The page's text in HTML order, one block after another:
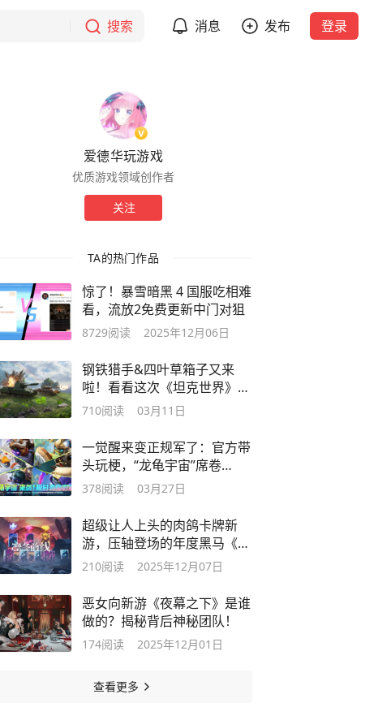
搜索 消息 发布 登录
爱德华玩游戏
优质游戏领域创作者
关注
TA的热门作品
惊了！暴雪暗黑 4 国服吃相难
看，流放2免费更新中门对狙
8729阅读 2025年12月06日
钢铁猎手&四叶草箱子又来
啦！看看这次《坦克世界》放
了啥狠活？
710阅读 03月11日
一觉醒来变正规军了：官方带
头玩梗，“龙龟宇宙”席卷
LOLM峡谷！
378阅读 03月27日
超级让人上头的肉鸽卡牌新
游，压轴登场的年度黑马《凛
冬前线》
210阅读 2025年12月07日
恶女向新游《夜幕之下》是谁
做的？揭秘背后神秘团队！
174阅读 2025年12月01日
查看更多